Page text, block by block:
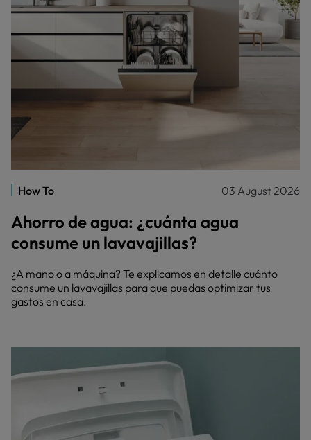
How To 03 August 2026
Ahorro de agua: ¿cuánta agua
consume un lavavajillas?
¿A mano o a máquina? Te explicamos en detalle cuánto
consume un lavavajillas para que puedas optimizar tus
gastos en casa.